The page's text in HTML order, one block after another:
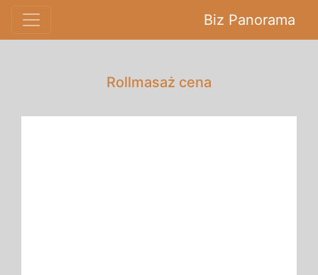
Biz Panorama
Rollmasaż cena